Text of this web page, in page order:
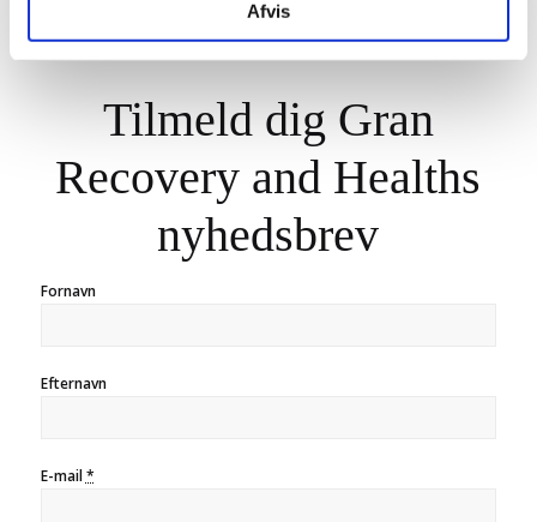
Afvis
Tilmeld dig Gran
Recovery and Healths
nyhedsbrev
Fornavn
Efternavn
E-mail*